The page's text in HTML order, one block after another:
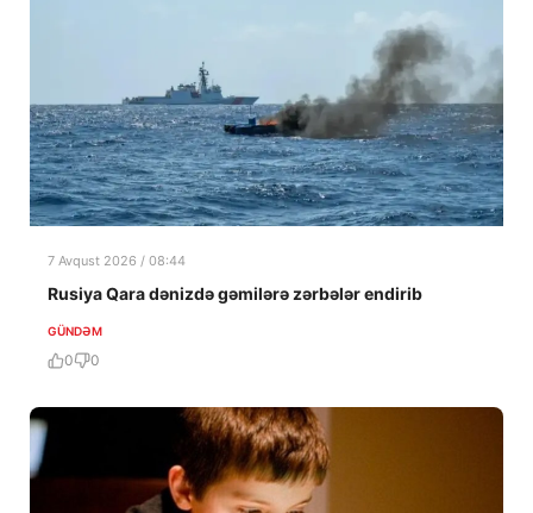
7 Avqust 2026 / 08:44
Rusiya Qara dənizdə gəmilərə zərbələr endirib
GÜNDƏM
0 0